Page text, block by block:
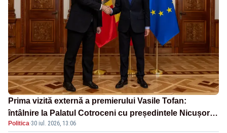
Prima vizită externă a premierului Vasile Tofan:
întâlnire la Palatul Cotroceni cu președintele Nicușor
Dan
Politica·30 iul. 2026, 13:06